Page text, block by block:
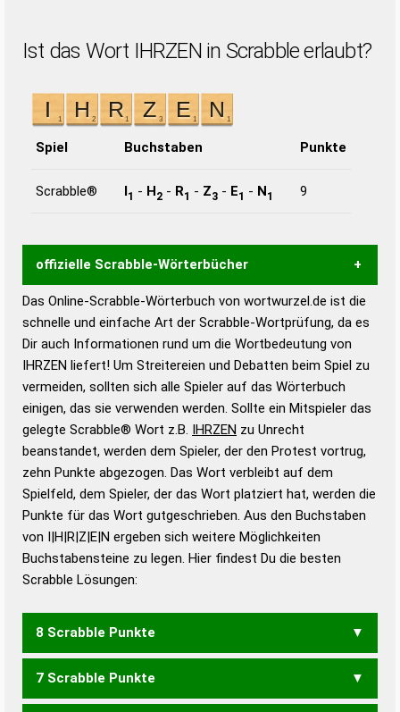
Ist das Wort IHRZEN in Scrabble erlaubt?
Spiel Buchstaben Punkte
Scrabble® I1 - H2 - R1 - Z3 - E1 - N1 9
offizielle Scrabble-Wörterbücher
Wortwurzel liefert mit Hilfe eines semantischen
Wortanalyse-Algorithmus gute Anhaltspunkte zu
Wortbedeutung, Worttrennung und Wortform, um die
Gültigkeit eines Wortes für das Scrabble-Spiel zu
bestimmen!
zugelassene Turnier Scrabble-
Wörterbücher sind:
Duden – Standardwerk in 12 Bänden
Duden – Richtiges und gutes
Deutsch
Duden – Die deutsche Grammatik
Duden – Deutsches
Das Online-Scrabble-Wörterbuch von wortwurzel.de ist die
schnelle und einfache Art der Scrabble-Wortprüfung, da es
Dir auch Informationen rund um die Wortbedeutung von
IHRZEN liefert! Um Streitereien und Debatten beim Spiel zu
vermeiden, sollten sich alle Spieler auf das Wörterbuch
einigen, das sie verwenden werden. Sollte ein Mitspieler das
gelegte Scrabble® Wort z.B. IHRZEN zu Unrecht
beanstandet, werden dem Spieler, der den Protest vortrug,
zehn Punkte abgezogen. Das Wort verbleibt auf dem
Spielfeld, dem Spieler, der das Wort platziert hat, werden die
Punkte für das Wort gutgeschrieben. Aus den Buchstaben
von I|H|R|Z|E|N ergeben sich weitere Möglichkeiten
Buchstabensteine zu legen. Hier findest Du die besten
Scrabble Lösungen:
8 Scrabble Punkte
HEINZ
7 Scrabble Punkte